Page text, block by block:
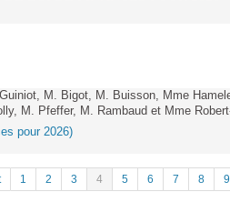
M. Bigot, M. Buisson, Mme
M. Pfeffer, M. Rambaud et Mme
pour 2026)
1 2 3 4 5 6 7 8 9